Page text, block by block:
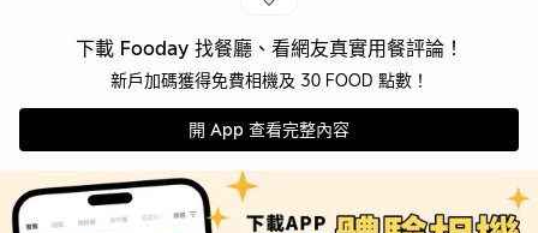
下載 Fooday 找餐廳、看網友真實用餐評論！
新戶加碼獲得免費相機及 30 FOOD 點數！
開 App 查看完整內容